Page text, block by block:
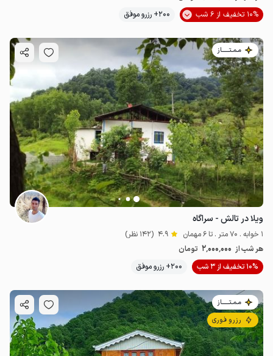
10% تخفیف از 6 شب
200+ رزرو موفق
مـمـتــــــاز
ویلا در تالش - سراگاه
1 خوابه . 70 متر . تا 6 مهمان 4.9 (142 نظر)
هر شب از 2٬000٬000 تومان
10% تخفیف از 3 شب
200+ رزرو موفق
مـمـتــــــاز
رزرو فوری